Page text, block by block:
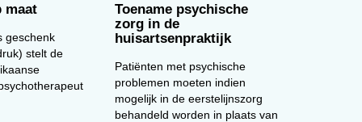
maat
geschenk
stelt de
Toename psychische
zorg in de
huisartsenpraktijk
Patiënten met psychische
problemen moeten indien
mogelijk in de eerstelijnszorg
behandeld worden in plaats van